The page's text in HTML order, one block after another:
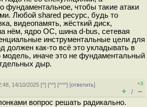
фундаментальное, чтобы такие атаки
Любой shared ресурс, будь то
видеопамять, жёсткий диск,
нём, ядро ОС, шина d-bus, сетевая
инструментальные цели для
должен как-то всё это укладывать в
модель, иначе это не фундаментальный
дыр.
14/10/2025 [^] [^^] [^^^] [ответить]
+3
+ / –
вопрос решать радикально.